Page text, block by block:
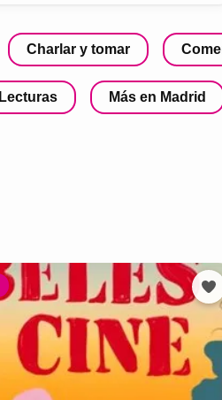
Charlar y tomar
Lecturas Más en Madrid